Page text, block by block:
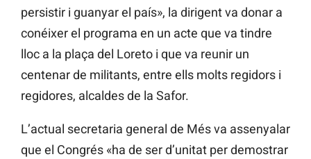
persistir i guanyar el país», la dirigent va donar a
conéixer el programa en un acte que va tindre
lloc a la plaça del Loreto i que va reunir un
centenar de militants, entre ells molts regidors i
regidores, alcaldes de la Safor.
L’actual secretaria general de Més va assenyalar
que el Congrés «ha de ser d’unitat per demostrar